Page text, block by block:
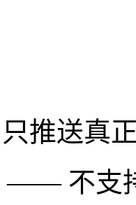
只推送真
—— 不支